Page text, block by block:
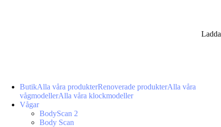
ButikAlla våra produkterRenoverade produkterAlla våra
vågmodellerAlla våra klockmodeller
Vågar
BodyScan 2
Body Scan